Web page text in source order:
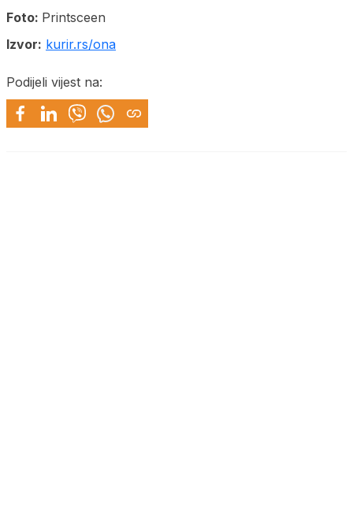
Foto: Printsceen
Izvor: kurir.rs/ona
Podijeli vijest na: